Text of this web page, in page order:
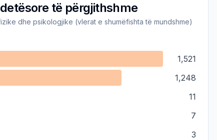
të përgjithshme
dhe psikologjike (vlerat e shumëfishta të mundshme)
1,521
1,248
11
7
3